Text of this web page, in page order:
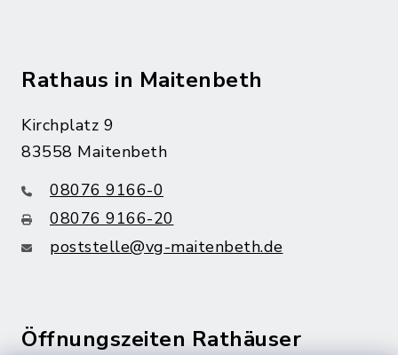
Rathaus in Maitenbeth
Kirchplatz 9
83558 Maitenbeth
08076 9166-0
08076 9166-20
poststelle@vg-maitenbeth.de
Öffnungszeiten Rathäuser